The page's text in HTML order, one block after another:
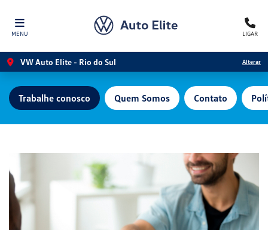
MENU LIGAR
VW Auto Elite - Rio do Sul Alterar
Quem Somos Contato
Trabalhe conosco